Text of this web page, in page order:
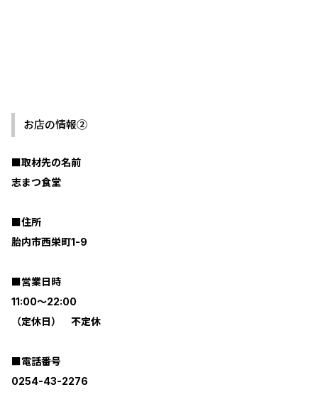
お店の情報➁
■取材先の名前
志まつ食堂
■住所
胎内市西栄町1-9
■営業日時
11:00～22:00
（定休日） 不定休
■電話番号
0254-43-2276